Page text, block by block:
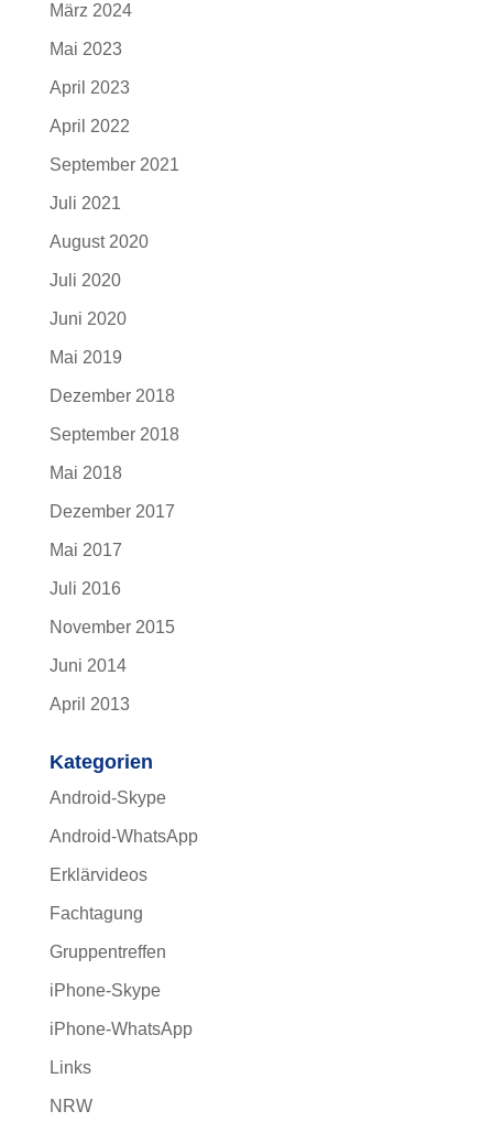
März 2024
Mai 2023
April 2023
April 2022
September 2021
Juli 2021
August 2020
Juli 2020
Juni 2020
Mai 2019
Dezember 2018
September 2018
Mai 2018
Dezember 2017
Mai 2017
Juli 2016
November 2015
Juni 2014
April 2013
Kategorien
Android-Skype
Android-WhatsApp
Erklärvideos
Fachtagung
Gruppentreffen
iPhone-Skype
iPhone-WhatsApp
Links
NRW